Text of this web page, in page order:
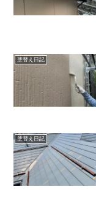
塗替え日記
塗替え日記